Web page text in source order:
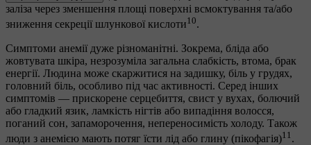
заліза через зменшення площі поверхні всмоктування та/або
зниження секреції шлункової кислоти10.
Симптоми анемії дуже різноманітні. Зокрема, бліда або
жовтувата шкіра, незрозуміла загальна слабкість, втома, брак
енергії. Людина може скаржитися на задишку, біль у грудях,
головний біль, особливо під час активності. Серед інших
симптомів — прискорене серцебиття, свист у вухах, болючий
або гладкий язик, ламкість нігтів або випадіння волосся,
поганий сон, запаморочення, непереносимість холоду. Також
люди з анемією мають потяг їсти лід або глину (пікофагія)11 .